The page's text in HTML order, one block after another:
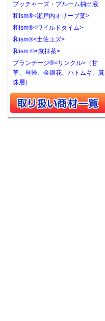
ブッチャーズ・ブルーム抽出液
和ism®<瀬戸内オリーブ葉>
和ism®<ワイルドタイム>
和ism®<土佐ユズ>
和ism ®<京抹茶>
プランテージ®<リンクル>（甘
草、当帰、金銀花、ハトムギ、真
珠層）